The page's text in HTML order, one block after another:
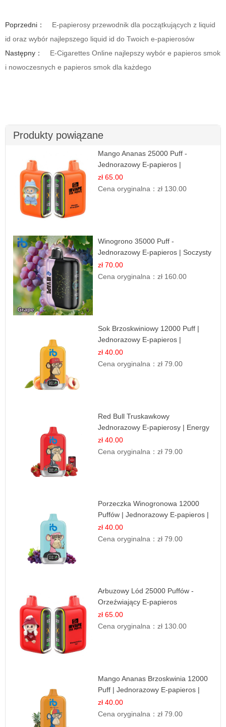
Poprzedni：
E-papierosy przewodnik dla początkujących z liquid
id oraz wybór najlepszego liquid id do Twoich e-papierosów
Następny：
E-Cigarettes Online najlepszy wybór e papieros smok
i nowoczesnych e papieros smok dla każdego
Produkty powiązane
Mango Ananas 25000 Puff -
Jednorazowy E-papieros |
Egzotyczny Smak
zł 65.00
Cena oryginalna：zł 130.00
Winogrono 35000 Puff -
Jednorazowy E-papieros | Soczysty
Smak Winogron
zł 70.00
Cena oryginalna：zł 160.00
Sok Brzoskwiniowy 12000 Puff |
Jednorazowy E-papieros |
Owocowy Smak
zł 40.00
Cena oryginalna：zł 79.00
Red Bull Truskawkowy
Jednorazowy E-papierosy | Energy
Drink Smak
zł 40.00
Cena oryginalna：zł 79.00
Porzeczka Winogronowa 12000
Puffów | Jednorazowy E-papieros |
Owocowy Miks
zł 40.00
Cena oryginalna：zł 79.00
Arbuzowy Lód 25000 Puffów -
Orzeźwiający E-papieros
Jednorazowy
zł 65.00
Cena oryginalna：zł 130.00
Mango Ananas Brzoskwinia 12000
Puff | Jednorazowy E-papieros |
Tropikalny Smak
zł 40.00
Cena oryginalna：zł 79.00